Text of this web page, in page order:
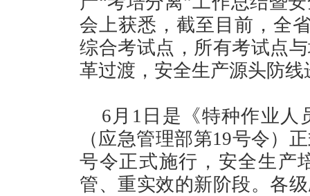
会上获悉，截至目前，全
综合考试点，所有考试点
革过渡，安全生产源头防
6月1日是《特种作业人
（应急管理部第19号令）
号令正式施行，安全生产
管、重实效的新阶段。各